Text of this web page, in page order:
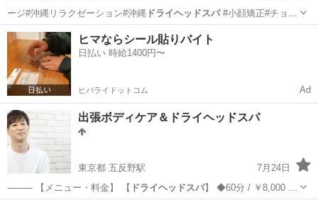
ージ#沖縄リラクゼーション#沖縄 ドライヘッドスパ#小顔矯正#チョイ
サロンキング…
沖縄 宜野湾市 その他 ホワイトニング
ヒマならシール貼りバイト
日払い 時給1400円〜
ヒバライドットコム Ad
出張ボディケア＆ドライヘッドスパ
東京都 五反野駅
7月24日
⸻ 【メニュー・料金】 【 ドライヘッドスパ】 ◆60分 / ￥8,000 …